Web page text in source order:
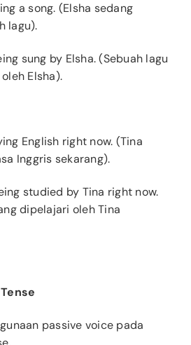
a song. (Elsha sedang
lagu).
sung by Elsha. (Sebuah lagu
Elsha).
English right now. (Tina
Inggris sekarang).
studied by Tina right now.
dipelajari oleh Tina
passive voice pada